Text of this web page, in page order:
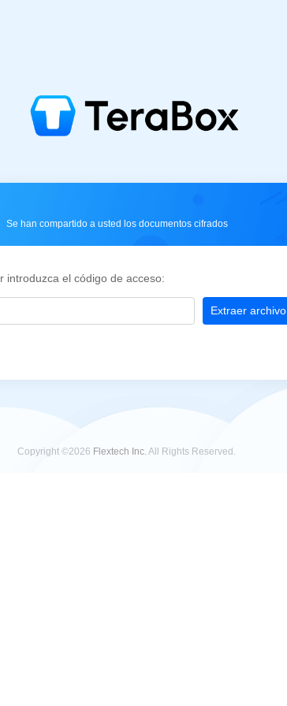
Se han compartido a usted los documentos cifrados
introduzca el código de acceso:
Extraer archivo
Copyright ©2026 Flextech Inc.All Rights Reserved.